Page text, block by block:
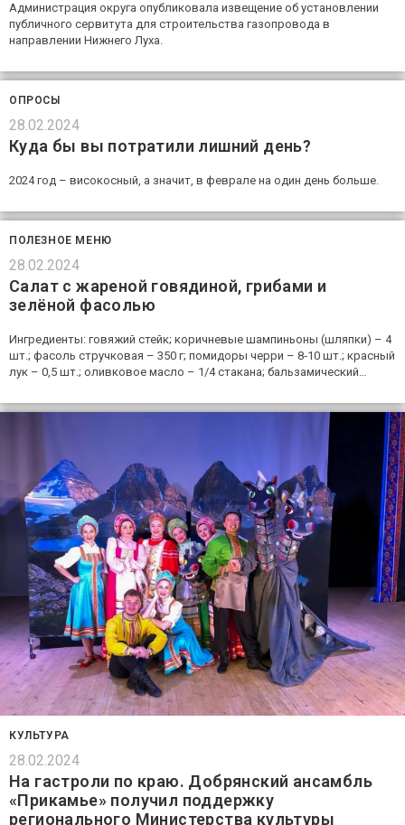
Администрация округа опубликовала извещение об установлении
публичного сервитута для строительства газопровода в
направлении Нижнего Луха.
ОПРОСЫ
28.02.2024
Куда бы вы потратили лишний день?
2024 год – високосный, а значит, в феврале на один день больше.
ПОЛЕЗНОЕ МЕНЮ
28.02.2024
Салат с жареной говядиной, грибами и
зелёной фасолью
Ингредиенты: говяжий стейк; коричневые шампиньоны (шляпки) – 4
шт.; фасоль стручковая – 350 г; помидоры черри – 8‑10 шт.; красный
лук – 0,5 шт.; оливковое масло – 1/4 стакана; бальзамический…
КУЛЬТУРА
28.02.2024
На гастроли по краю. Добрянский ансамбль
«Прикамье» получил поддержку
регионального Министерства культуры